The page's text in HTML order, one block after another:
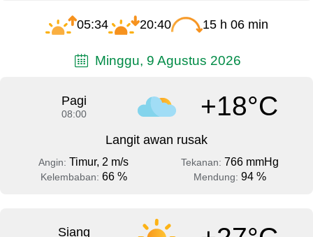
05:34 20:40 15 h 06 min
Minggu, 9 Agustus 2026
Pagi
08:00 +18°C
Langit awan rusak
Angin: Timur, 2 m/s Tekanan: 766 mmHg
Kelembaban: 66 % Mendung: 94 %
Siang